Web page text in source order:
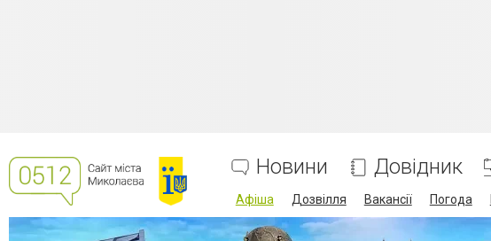
Новини Довідник
Афіша Дозвілля Вакансії Погода